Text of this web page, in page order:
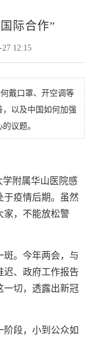
际合作”
27 12:15
戴口罩、开空调等
以及中国如何加强
议题。
学附属华山医院感
于疫情后期。虽然
家，不能放松警
斑。今年两会，与
迟、政府工作报告
切，透露出新冠
阶段，小到公众如